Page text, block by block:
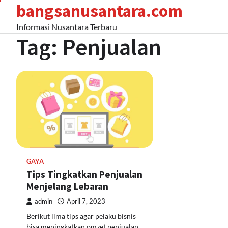
content
bangsanusantara.com
Informasi Nusantara Terbaru
Tag: Penjualan
GAYA
Tips Tingkatkan Penjualan
Menjelang Lebaran
admin April 7, 2023
Berikut lima tips agar pelaku bisnis